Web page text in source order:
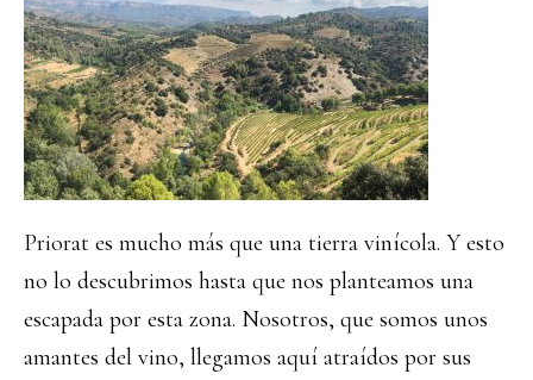
Priorat es mucho más que una tierra vinícola. Y esto
no lo descubrimos hasta que nos planteamos una
escapada por esta zona. Nosotros, que somos unos
amantes del vino, llegamos aquí atraídos por sus